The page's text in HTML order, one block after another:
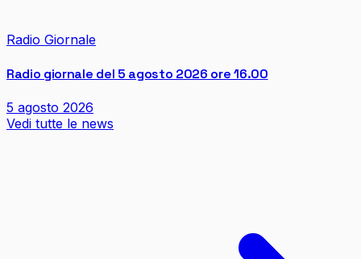
Radio Giornale
Radio giornale del 5 agosto 2026 ore 16.00
5 agosto 2026
Vedi tutte le news